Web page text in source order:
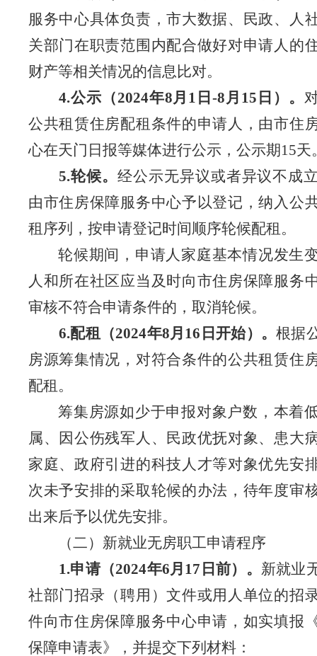
服务中心具体负责，市大数据、民政、人
关部门在职责范围内配合做好对申请人的
财产等相关情况的信息比对。
4.公示（2024年8月 1 日-8月 15 日）。
公共租赁住房配租条件的申请人，由市住
心在天门日报等媒体进行公示，公示期15天
5.轮候。 经公示无异议或者异议不成
由市住房保障服务中心予以登记，纳入公
租序列，按申请登记时间顺序轮候配租。
轮候期间，申请人家庭基本情况发生
人和所在社区应当及时向市住房保障服务
审核不符合申请条件的，取消轮候。
6.配租（2024年8月 16 日开始）。根据
房源筹集情况，对符合条件的公共租赁住
配租。
筹集房源如少于申报对象户数，本着
属、因公伤残军人、民政优抚对象、患大
家庭、政府引进的科技人才等对象优先安
次未予安排的采取轮候的办法，待年度审
出来后予以优先安排。
（二）新就业无房职工申请程序
1.申请（2024年6月 17 日前）。 新就业
社部门招录（聘用）文件或用人单位的招
件向市住房保障服务中心申请，如实填报
保障申请表》，并提交下列材料：